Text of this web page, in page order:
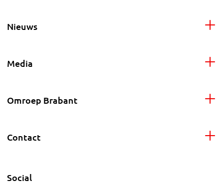
Nieuws
Media
Omroep Brabant
Contact
Social